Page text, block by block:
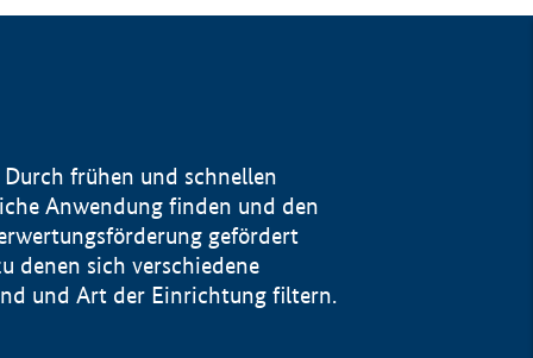
frühen und schnellen
Anwendung finden und den
gefördert
denen sich verschiedene
und Art der Einrichtung filtern.